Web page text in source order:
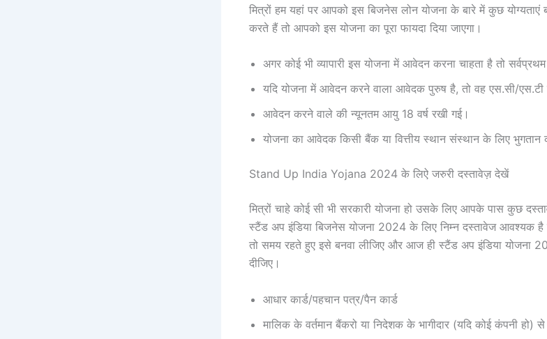
मित्रों हम यहां पर आपको इस बिजनेस लोन योजना के बारे में कुछ योग्यताएं
करते हैं तो आपको इस योजना का पूरा फायदा दिया जाएगा।
अगर कोई भी व्यापारी इस योजना में आवेदन करना चाहता है तो
यदि योजना में आवेदन करने वाला आवेदक पुरुष है, तो वह एस.सी/एस.टी
आवेदन करने वाले की न्यूनतम आयु 18 वर्ष रखी गई।
योजना का आवेदक किसी बैंक या वित्तीय स्थान संस्थान के लिए भुगतान
Stand Up India Yojana 2024 के लिऐ जरुरी दस्तावेज़ देखें
मित्रों चाहे कोई सी भी सरकारी योजना हो उसके लिए आपके पास कुछ
स्टैंड अप इंडिया बिजनेस योजना 2024 के लिए निम्न दस्तावेज आवश्यक
तो समय रहते हुए इसे बनवा लीजिए और आज ही स्टैंड अप इंडिया
दीजिए।
आधार कार्ड/पहचान पत्र/पैन कार्ड
मालिक के वर्तमान बैंकरो या निदेशक के भागीदार (यदि कोई कंपनी हो) से